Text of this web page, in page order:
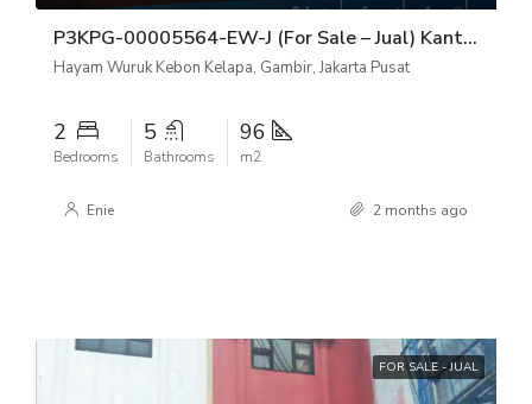
P3KPG-00005564-EW-J (For Sale – Jual) Kantor Hayam Wuruk Kebon Kelapa, Gambir, Jakarta Pusat
Hayam Wuruk Kebon Kelapa, Gambir, Jakarta Pusat
2
Bedrooms
5
Bathrooms
96
m2
Enie 2 months ago
FOR SALE - JUAL